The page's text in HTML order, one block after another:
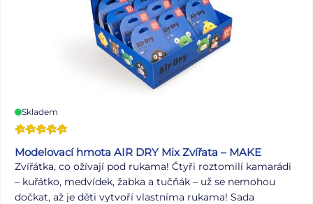
temperovými a olejovými barvami. Štětce jsou uloženy v
sáčku se závěsem. Uvedená cena je za 1 balení.
Skladem
Modelovací hmota AIR DRY Mix Zvířata – MAKE
Zvířátka, co ožívají pod rukama! Čtyři roztomilí kamarádi
– kuřátko, medvídek, žabka a tučňák – už se nemohou
dočkat, až je děti vytvoří vlastníma rukama! Sada